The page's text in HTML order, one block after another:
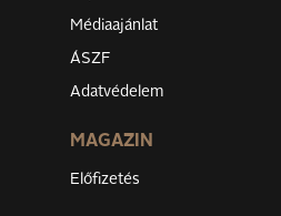
Médiaajánlat
ÁSZF
Adatvédelem
MAGAZIN
Előfizetés